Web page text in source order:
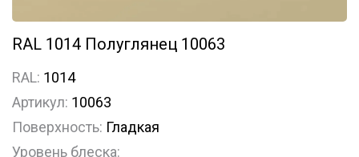
RAL 1014 Полуглянец 10063
RAL: 1014
Артикул: 10063
Поверхность: Гладкая
Уровень блеска: